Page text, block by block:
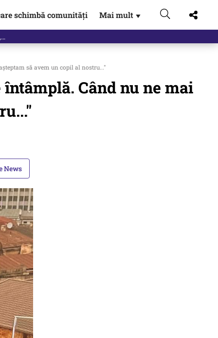
schimbă comunități Mai mult ▼
să avem un copil al nostru..."
Când nu ne mai
News